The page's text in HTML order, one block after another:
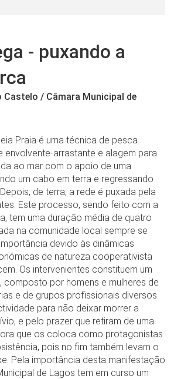
- puxando a
Castelo / Câmara Municipal de
Praia é uma técnica de pesca
envolvente-arrastante e alagem para
ao mar com o apoio de uma
um cabo em terra e regressando
de terra, a rede é puxada pela
Este processo, sendo feito com a
tem uma duração média de quatro
na comunidade local sempre se
devido às dinâmicas
de natureza cooperativista
Os intervenientes constituem um
composto por homens e mulheres de
e de grupos profissionais diversos.
para não deixar morrer a
e pelo prazer que retiram de uma
que os coloca como protagonistas
pois no fim também levam o
Pela importância desta manifestação
de Lagos tem em curso um